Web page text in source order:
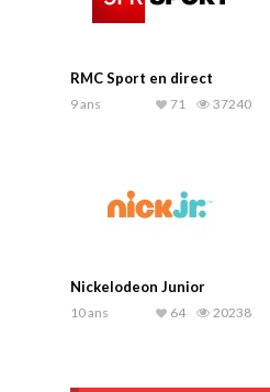
RMC Sport en direct
9 ans 37240
71
Nickelodeon Junior
10 ans 20238
64